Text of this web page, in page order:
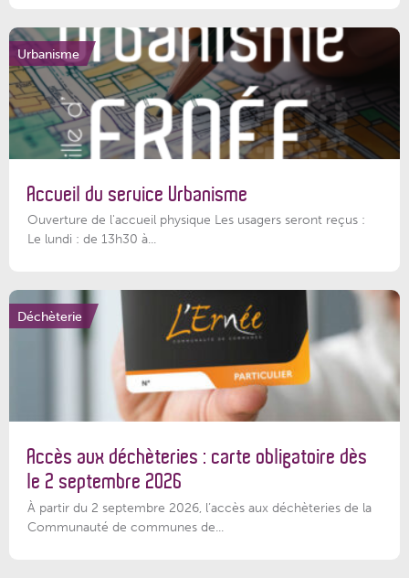
Urbanisme
Accueil du service Urbanisme
Ouverture de l'accueil physique Les usagers seront reçus :
Le lundi : de 13h30 à...
Déchèterie
Accès aux déchèteries : carte obligatoire dès
le 2 septembre 2026
À partir du 2 septembre 2026, l’accès aux déchèteries de la
Communauté de communes de...